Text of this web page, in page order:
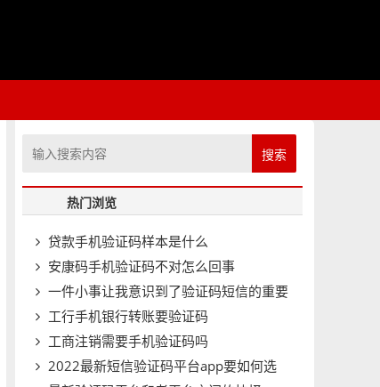
搜索
热门浏览
贷款手机验证码样本是什么
安康码手机验证码不对怎么回事
一件小事让我意识到了验证码短信的重要
工行手机银行转账要验证码
工商注销需要手机验证码吗
2022最新短信验证码平台app要如何选